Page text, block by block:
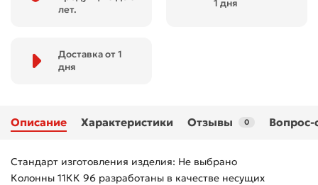
лет.
1 дня
Доставка от 1
дня
Описание Характеристики Отзывы 0 Вопрос-
Стандарт изготовления изделия: Не выбрано
Колонны 11КК 96 разработаны в качестве несущих